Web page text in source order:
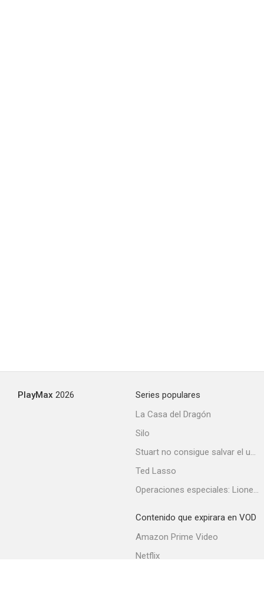
PlayMax 2026
Series populares
La Casa del Dragón
Silo
Stuart no consigue salvar el universo
Ted Lasso
Operaciones especiales: Lioness
Contenido que expirara en VOD
Amazon Prime Video
Netflix